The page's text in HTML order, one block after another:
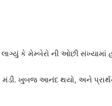
કે મેમ્બેરો ની ઓછી સંખ્યામાં
મંડી. ખુબજ આનંદ થયો, અને